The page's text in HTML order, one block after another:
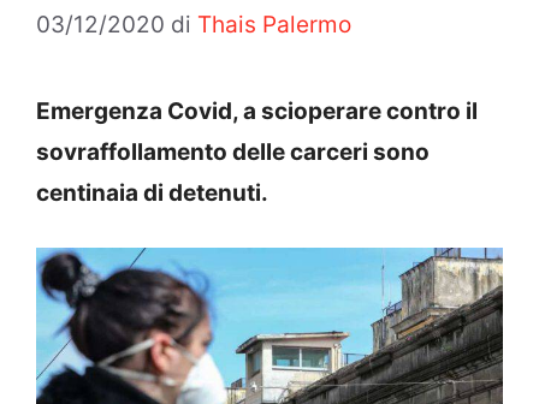
03/12/2020 di Thais Palermo
Emergenza Covid, a scioperare contro il
sovraffollamento delle carceri sono
centinaia di detenuti.